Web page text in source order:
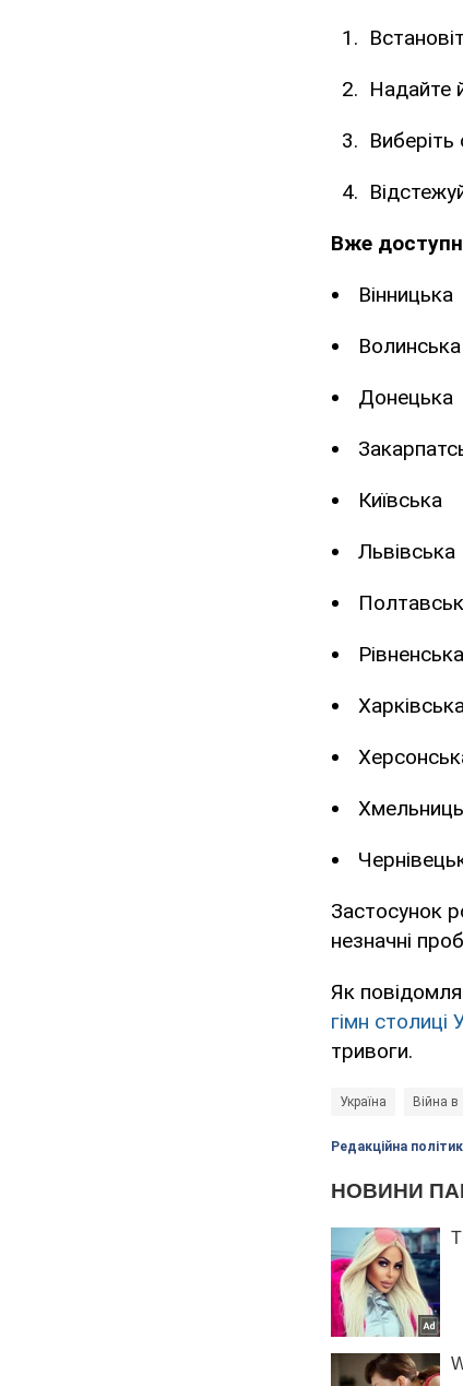
Надайте
Вже
Вінницька
Волинська
Донецька
Київська
Львівська
Рівненська
Застосунок
незначні
Як
гімн столиці
тривоги.
Україна Війна в
Редакційна